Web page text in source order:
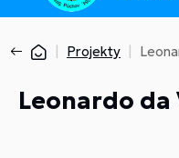
Projekty
Leonardo da